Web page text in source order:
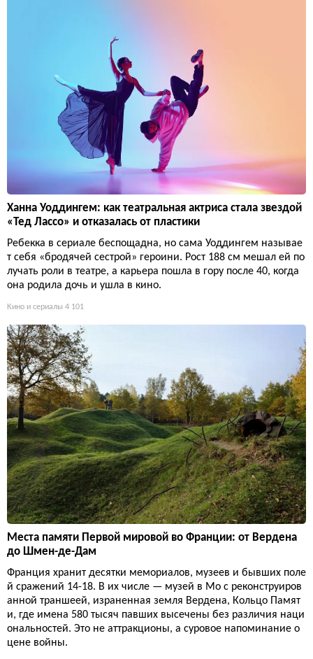
Ханна Уоддингем: как театральная актриса стала звездой
«Тед Лассо» и отказалась от пластики
Ребекка в сериале беспощадна, но сама Уоддингем называе
т себя «бродячей сестрой» героини. Рост 188 см мешал ей по
лучать роли в театре, а карьера пошла в гору после 40, когда
она родила дочь и ушла в кино.
Кино и сериалы 4 101
Места памяти Первой мировой во Франции: от Вердена
до Шмен-де-Дам
Франция хранит десятки мемориалов, музеев и бывших поле
й сражений 14-18. В их числе — музей в Мо с реконструиров
анной траншеей, израненная земля Вердена, Кольцо Памят
и, где имена 580 тысяч павших высечены без различия наци
ональностей. Это не аттракционы, а суровое напоминание о
цене войны.